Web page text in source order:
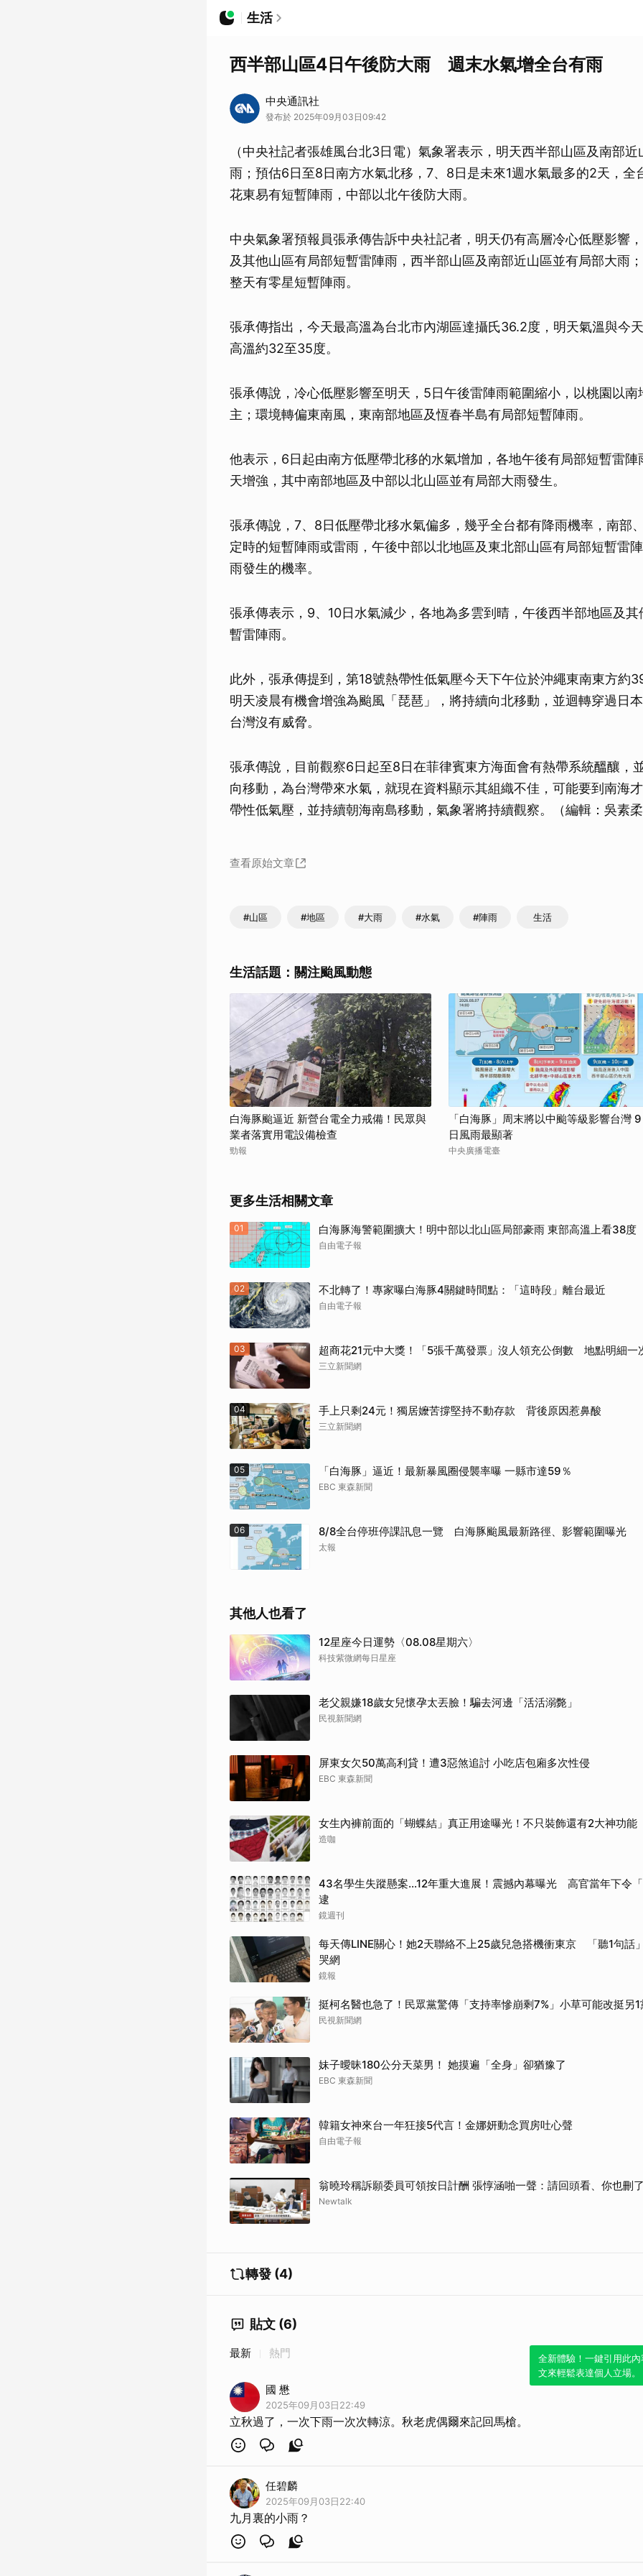
生活
西半部山區4日午後防大雨 週末水氣增全台有雨
中央通訊社
發布於 2025年09月03日09:42
（中央社記者張雄風台北3日電）氣象署表示，明天西半部山區及南部
雨；預估6日至8日南方水氣北移，7、8日是未來1週水氣最多的2天，全
花東易有短暫陣雨，中部以北午後防大雨。
中央氣象署預報員張承傳告訴中央社記者，明天仍有高層冷心低壓影響
及其他山區有局部短暫雷陣雨，西半部山區及南部近山區並有局部大雨
整天有零星短暫陣雨。
張承傳指出，今天最高溫為台北市內湖區達攝氏36.2度，明天氣溫與今
高溫約32至35度。
張承傳說，冷心低壓影響至明天，5日午後雷陣雨範圍縮小，以桃園以南
主；環境轉偏東南風，東南部地區及恆春半島有局部短暫陣雨。
他表示，6日起由南方低壓帶北移的水氣增加，各地午後有局部短暫雷陣
天增強，其中南部地區及中部以北山區並有局部大雨發生。
張承傳說，7、8日低壓帶北移水氣偏多，幾乎全台都有降雨機率，南部
定時的短暫陣雨或雷雨，午後中部以北地區及東北部山區有局部短暫雷
雨發生的機率。
張承傳表示，9、10日水氣減少，各地為多雲到晴，午後西半部地區及
暫雷陣雨。
此外，張承傳提到，第18號熱帶性低氣壓今天下午位於沖繩東南東方約
明天凌晨有機會增強為颱風「琵琶」，將持續向北移動，並迴轉穿過日
台灣沒有威脅。
張承傳說，目前觀察6日起至8日在菲律賓東方海面會有熱帶系統醞釀，
向移動，為台灣帶來水氣，就現在資料顯示其組織不佳，可能要到南海
帶性低氣壓，並持續朝海南島移動，氣象署將持續觀察。（編輯：吳素
查看原始文章
#山區 #地區 #大雨 #水氣 #陣雨 生活
生活話題：關注颱風動態
白海豚颱逼近 新營台電全力戒備！民眾與
業者落實用電設備檢查
勁報
「白海豚」周末將以中颱等級影響台灣 9
日風雨最顯著
中央廣播電臺
更多生活相關文章
01 白海豚海警範圍擴大！明中部以北山區局部豪雨 東部高溫上看38度
自由電子報
02 不北轉了！專家曝白海豚4關鍵時間點：「這時段」離台最近
自由電子報
03 超商花21元中大獎！「5張千萬發票」沒人領充公倒數 地點明細一
三立新聞網
04 手上只剩24元！獨居嬤苦撐堅持不動存款 背後原因惹鼻酸
三立新聞網
05 「白海豚」逼近！最新暴風圈侵襲率曝 一縣市達59％
EBC 東森新聞
06 8/8全台停班停課訊息一覽 白海豚颱風最新路徑、影響範圍曝光
太報
其他人也看了
12星座今日運勢〈08.08星期六〉
科技紫微網每日星座
老父親嫌18歲女兒懷孕太丟臉！騙去河邊「活活溺斃」
民視新聞網
屏東女欠50萬高利貸！遭3惡煞追討 小吃店包廂多次性侵
EBC 東森新聞
女生內褲前面的「蝴蝶結」真正用途曝光！不只裝飾還有2大神功能
造咖
43名學生失蹤懸案...12年重大進展！震撼內幕曝光 高官當年下令
逮
鏡週刊
每天傳LINE關心！她2天聯絡不上25歲兒急搭機衝東京 「聽1句話
哭網
鏡報
挺柯名醫也急了！民眾黨驚傳「支持率慘崩剩7%」小草可能改挺另1
民視新聞網
妹子曖昧180公分天菜男！ 她摸遍「全身」卻猶豫了
EBC 東森新聞
韓籍女神來台一年狂接5代言！金娜妍動念買房吐心聲
自由電子報
翁曉玲稱訴願委員可領按日計酬 張惇涵啪一聲：請回頭看、你也刪
Newtalk
轉發 (4)
貼文 (6)
全新體驗！一鍵引用此
文來輕鬆表達個人立場。
最新 熱門
國 懋
2025年09月03日22:49
立秋過了，一次下雨一次次轉涼。秋老虎偶爾來記回馬槍。
任碧麟
2025年09月03日22:40
九月裏的小雨？